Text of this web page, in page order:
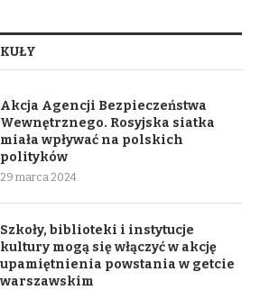
Akcja Agencji Bezpieczeństwa
Wewnętrznego. Rosyjska siatka
miała wpływać na polskich
polityków
29 marca 2024
Szkoły, biblioteki i instytucje
kultury mogą się włączyć w akcję
upamiętnienia powstania w getcie
warszawskim